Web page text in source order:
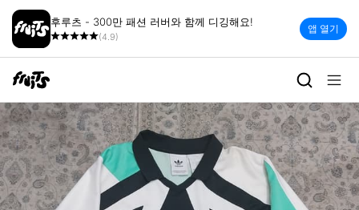
후루츠 - 300만 패션 러버와 함께 디깅해요!
(4.9)
앱 열기